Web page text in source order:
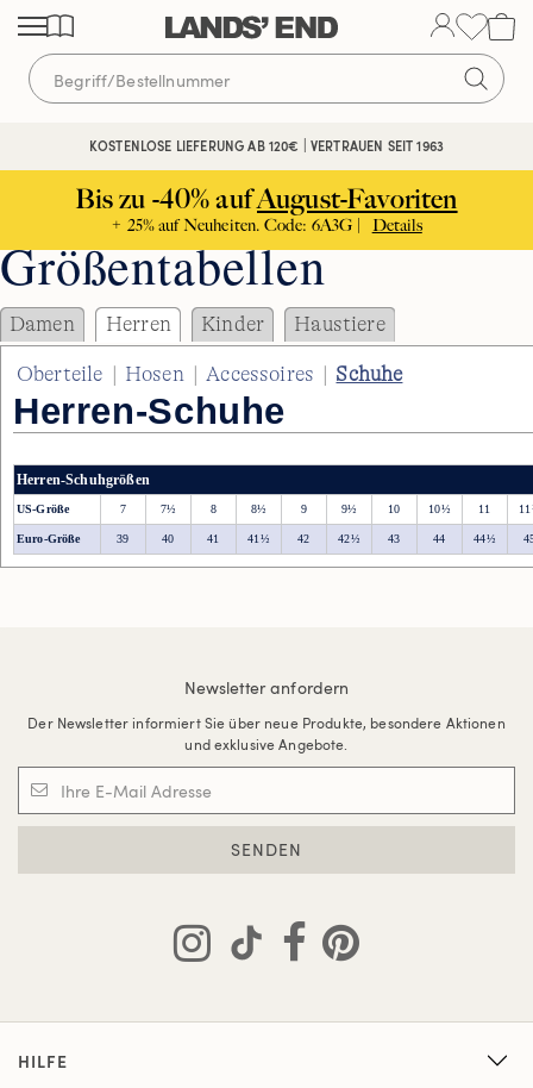
Direkt
zum
Inhalt
Direkt
zur
Navigation
Direkt
zur
Suche
KOSTENLOSE LIEFERUNG AB 120€ | VERTRAUEN SEIT 1963
Bis zu -40% aufAugust-Favoriten
+ 25% auf Neuheiten. Code: 6A3G | Details
Größentabellen
Damen Herren Kinder Haustiere
Oberteile Hosen Accessoires Schuhe
Herren-Schuhe
Herren-Schuhgrößen
US-Größe 7 7½ 8 8½ 9 9½ 10 10½ 11
Euro-Größe 39 40 41 41½ 42 42½ 43 44 44½
Newsletter anfordern
Der Newsletter informiert Sie über neue Produkte, besondere Aktionen
und exklusive Angebote.
SENDEN
HILFE